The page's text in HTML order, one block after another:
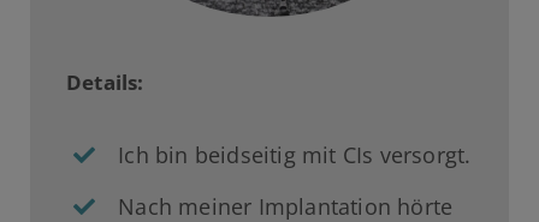
Details:
Ich bin beidseitig mit CIs versorgt.
Nach meiner Implantation hörte